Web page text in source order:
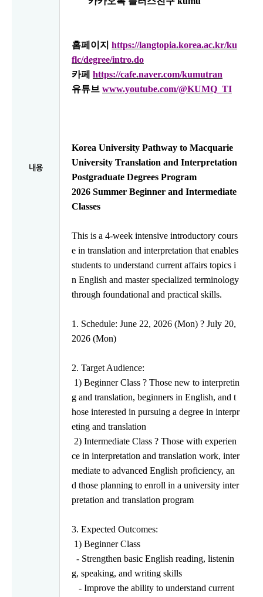
내용
홈페이지 https://langtopia.korea.ac.kr/ku
flc/degree/intro.do
카페 https://cafe.naver.com/kumutran
유튜브 www.youtube.com/@KUMQ_TI
Korea University Pathway to Macquarie
University Translation and Interpretation
Postgraduate Degrees Program
2026 Summer Beginner and Intermediate
Classes
This is a 4-week intensive introductory cours
e in translation and interpretation that enables
students to understand current affairs topics i
n English and master specialized terminology
through foundational and practical skills.
1. Schedule: June 22, 2026 (Mon) ? July 20,
2026 (Mon)
2. Target Audience:
1) Beginner Class ? Those new to interpretin
g and translation, beginners in English, and t
hose interested in pursuing a degree in interpr
eting and translation
2) Intermediate Class ? Those with experien
ce in interpretation and translation work, inter
mediate to advanced English proficiency, an
d those planning to enroll in a university inter
pretation and translation program
3. Expected Outcomes:
1) Beginner Class
- Strengthen basic English reading, listenin
g, speaking, and writing skills
- Improve the ability to understand current